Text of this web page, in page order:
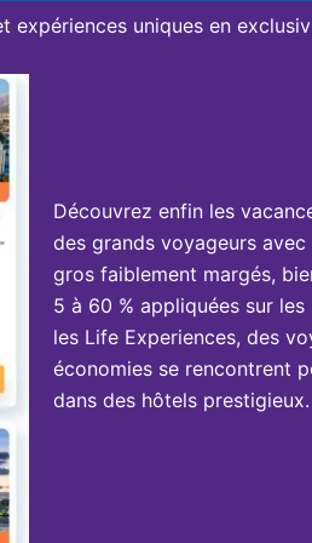
expériences uniques en
Découvrez enfin les
des grands voyageurs
gros faiblement margés,
5 à 60 % appliquées sur
les Life Experiences, des
économies se rencontrent
dans des hôtels prestigieux.